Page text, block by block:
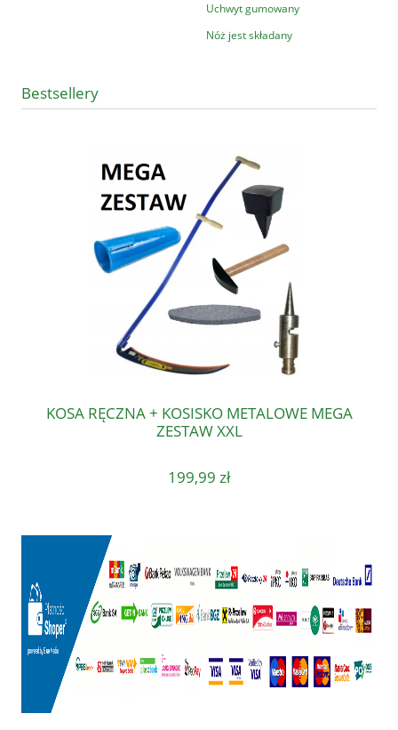
Uchwyt gumowany
Nóż jest składany
Bestsellery
KOSA RĘCZNA + KOSISKO METALOWE MEGA
ZESTAW XXL
199,99 zł